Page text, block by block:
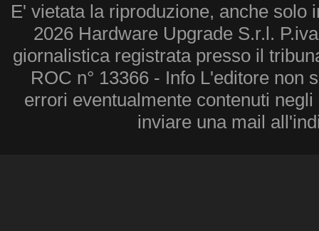
E' vietata la riproduzione, anche solo
2026 Hardware Upgrade S.r.l.
giornalistica registrata presso il
ROC n° 13366 - Info L'editore non
errori eventualmente contenuti
inviare una mail